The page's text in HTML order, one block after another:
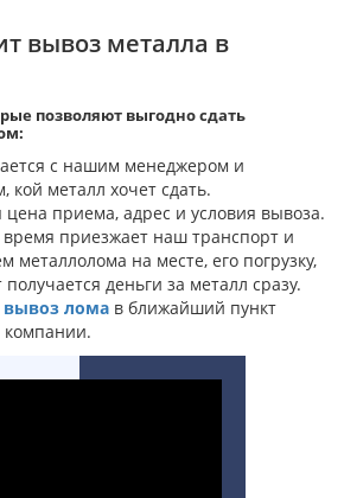
вывоз металла в
позволяют выгодно сдать
с нашим менеджером и
кой металл хочет сдать.
цена приема, адрес и условия вывоза.
время приезжает наш транспорт и
металлолома на месте, его погрузку,
деньги за металл сразу.
вывоз лома в ближайший пункт